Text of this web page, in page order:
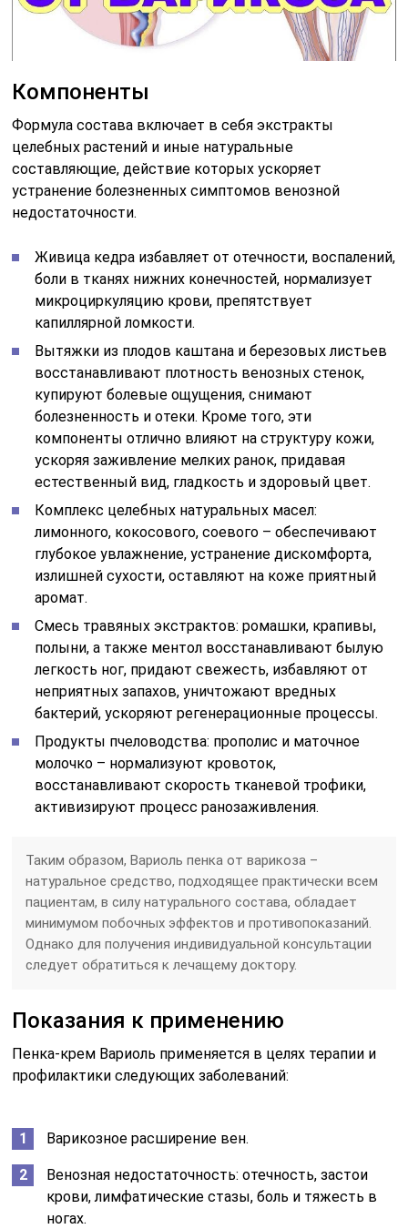
Компоненты
Формула состава включает в себя экстракты
целебных растений и иные натуральные
составляющие, действие которых ускоряет
устранение болезненных симптомов венозной
недостаточности.
Живица кедра избавляет от отечности, воспалений,
боли в тканях нижних конечностей, нормализует
микроциркуляцию крови, препятствует
капиллярной ломкости.
Вытяжки из плодов каштана и березовых листьев
восстанавливают плотность венозных стенок,
купируют болевые ощущения, снимают
болезненность и отеки. Кроме того, эти
компоненты отлично влияют на структуру кожи,
ускоряя заживление мелких ранок, придавая
естественный вид, гладкость и здоровый цвет.
Комплекс целебных натуральных масел:
лимонного, кокосового, соевого – обеспечивают
глубокое увлажнение, устранение дискомфорта,
излишней сухости, оставляют на коже приятный
аромат.
Смесь травяных экстрактов: ромашки, крапивы,
полыни, а также ментол восстанавливают былую
легкость ног, придают свежесть, избавляют от
неприятных запахов, уничтожают вредных
бактерий, ускоряют регенерационные процессы.
Продукты пчеловодства: прополис и маточное
молочко – нормализуют кровоток,
восстанавливают скорость тканевой трофики,
активизируют процесс ранозаживления.
Таким образом, Вариоль пенка от варикоза –
натуральное средство, подходящее практически всем
пациентам, в силу натурального состава, обладает
минимумом побочных эффектов и противопоказаний.
Однако для получения индивидуальной консультации
следует обратиться к лечащему доктору.
Показания к применению
Пенка-крем Вариоль применяется в целях терапии и
профилактики следующих заболеваний:
Варикозное расширение вен.
Венозная недостаточность: отечность, застои
крови, лимфатические стазы, боль и тяжесть в
ногах.